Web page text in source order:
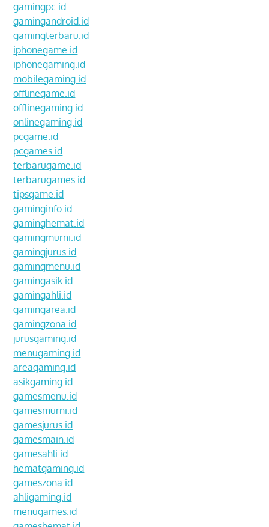
gamingpc.id
gamingandroid.id
gamingterbaru.id
iphonegame.id
iphonegaming.id
mobilegaming.id
offlinegame.id
offlinegaming.id
onlinegaming.id
pcgame.id
pcgames.id
terbarugame.id
terbarugames.id
tipsgame.id
gaminginfo.id
gaminghemat.id
gamingmurni.id
gamingjurus.id
gamingmenu.id
gamingasik.id
gamingahli.id
gamingarea.id
gamingzona.id
jurusgaming.id
menugaming.id
areagaming.id
asikgaming.id
gamesmenu.id
gamesmurni.id
gamesjurus.id
gamesmain.id
gamesahli.id
hematgaming.id
gameszona.id
ahligaming.id
menugames.id